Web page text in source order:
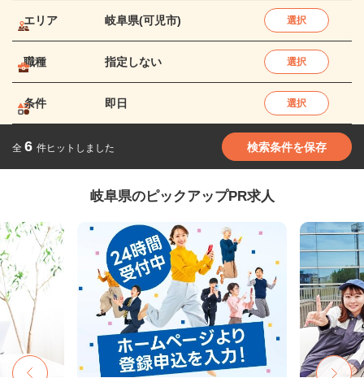
エリア 岐阜県(可児市) 選択
職種 指定しない 選択
条件 即日 選択
全 6 件ヒットしました 検索条件を保存
岐阜県のピックアップPR求人